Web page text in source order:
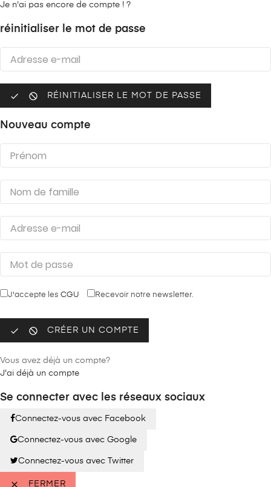
Je n'ai pas encore de compte ! ?
réinitialiser le mot de passe
  RÉINITIALISER LE MOT DE PASSE
Nouveau compte
J'accepte les CGU Recevoir notre newsletter.
  CRÉER UN COMPTE
Vous avez déjà un compte?
J'ai déjà un compte
Se connecter avec les réseaux sociaux
Connectez-vous avec Facebook
Connectez-vous avec Google
Connectez-vous avec Twitter
 FERMER